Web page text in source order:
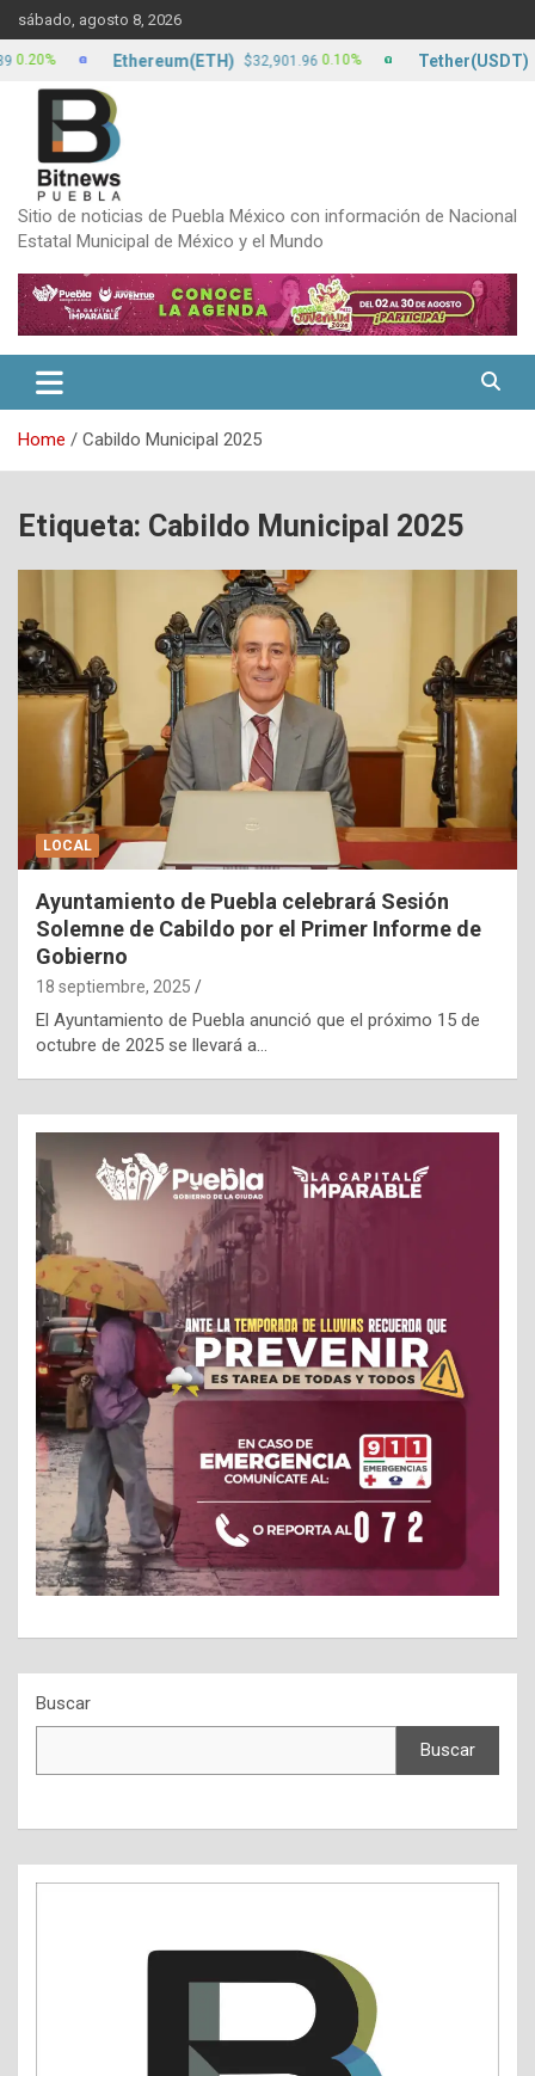
Skip
to
content
sábado, agosto 8, 2026
Sitio de noticias de Puebla México con información de Nacional
Estatal Municipal de México y el Mundo
Home Cabildo Municipal 2025
Etiqueta: Cabildo Municipal 2025
LOCAL
Ayuntamiento de Puebla celebrará Sesión
Solemne de Cabildo por el Primer Informe de
Gobierno
18 septiembre, 2025
El Ayuntamiento de Puebla anunció que el próximo 15 de
octubre de 2025 se llevará a…
Buscar
Buscar
Ethereum(ETH) $32,901.96 0.10% Tether(USDT)